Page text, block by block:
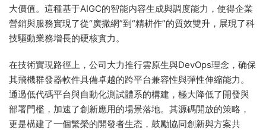
大價值。這種基于AIGC的智能内容生成與調度能力，使得企業
營銷與服務實現了從“廣撒網”到“精耕作”的質效雙升，展現了科
技驅動業務增長的硬核實力。
在技術實現路徑上，公司大力推行雲原生與DevOps理念，确保
其飛機群發器軟件具備卓越的跨平台兼容性與彈性伸縮能力。
通過低代碼平台與自動化測試體系的構建，極大降低了開發與
部署門檻，加速了創新應用的場景落地。其源碼開放的策略，
更是構建了一個繁榮的開發者生态，鼓勵協同創新與方案共